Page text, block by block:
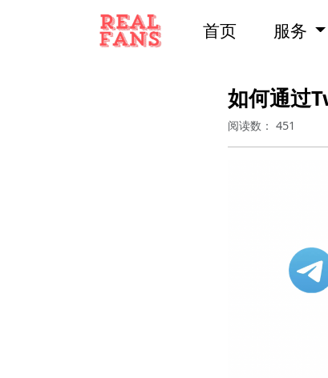
首页 服务
如何通过
阅读数： 451